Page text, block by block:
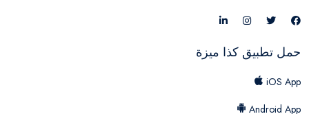
حمل تطبيق كذا ميزة
iOS App
Android App